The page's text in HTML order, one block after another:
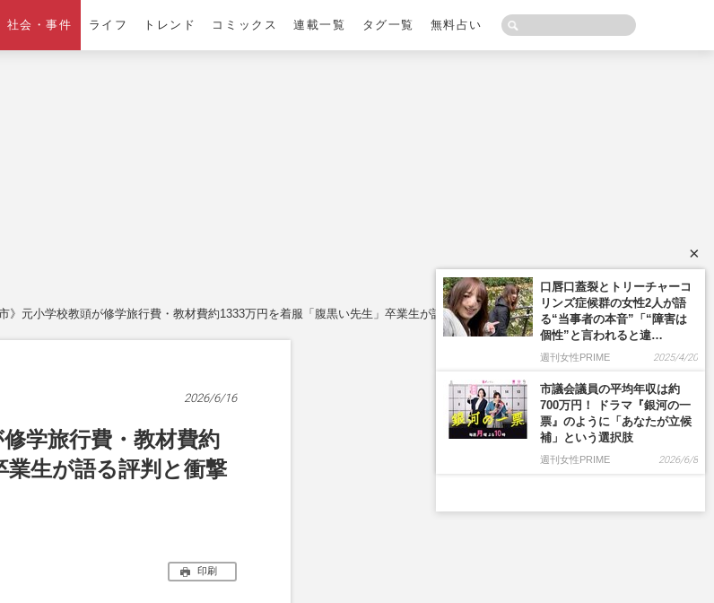
社会・事件 ライフ トレンド コミックス 連載一覧 タグ一覧 無料占い
》元小学校教頭が修学旅行費・教材費約1333万円を着服「腹黒い先生」卒業生が語る評判と衝撃の“口グセ”
2026/6/16
学旅行費・教材費約
業生が語る評判と衝撃
印刷
×
口唇口蓋裂とトリーチャーコ
リンズ症候群の女性2人が語
る“当事者の本音”「“障害は
個性”と言われると違…
週刊女性PRIME 2025/4/20
市議会議員の平均年収は約
700万円！ ドラマ『銀河の一
票』のように「あなたが立候
補」という選択肢
週刊女性PRIME 2026/6/8